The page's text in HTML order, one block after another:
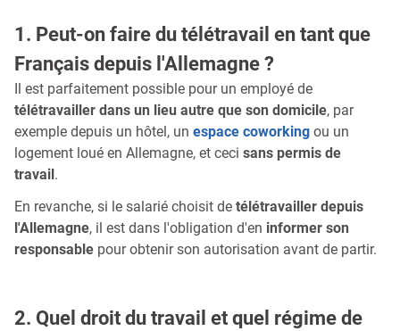
1. Peut-on faire du télétravail en tant que
Français depuis l'Allemagne ?
Il est parfaitement possible pour un employé de
télétravailler dans un lieu autre que son domicile, par
exemple depuis un hôtel, un espace coworking ou un
logement loué en Allemagne, et ceci sans permis de
travail.
En revanche, si le salarié choisit de télétravailler depuis
l'Allemagne, il est dans l'obligation d'en informer son
responsable pour obtenir son autorisation avant de partir.
2. Quel droit du travail et quel régime de